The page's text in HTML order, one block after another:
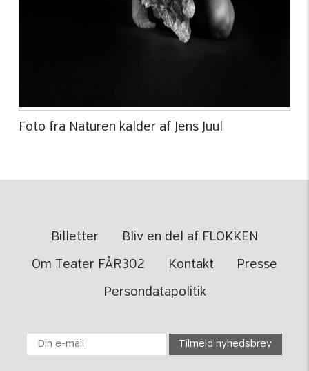
Foto fra Naturen kalder af Jens Juul
Billetter Bliv en del af FLOKKEN
Om Teater FÅR302 Kontakt Presse
Persondatapolitik